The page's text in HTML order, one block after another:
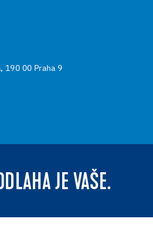
190 00 Praha 9
JE VAŠE.